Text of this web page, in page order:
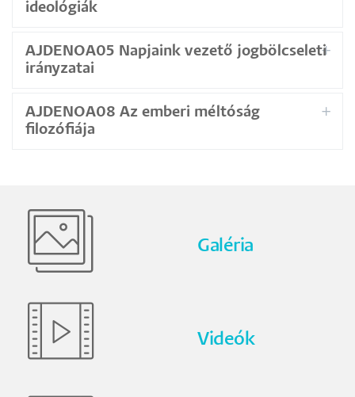
ideológiák
AJDENOA05 Napjaink vezető jogbölcseleti
irányzatai
AJDENOA08 Az emberi méltóság
filozófiája
Galéria
Videók